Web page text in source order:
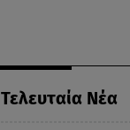
Τελευταία Νέα